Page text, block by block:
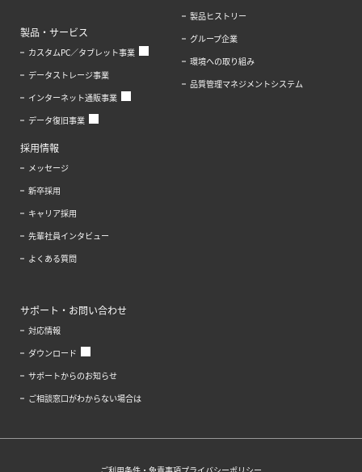
製品・サービス
カスタムPC／タブレット事業
データストレージ事業
インターネット通販事業
データ復旧事業
製品ヒストリー
グループ企業
環境への取り組み
品質管理マネジメントシステム
採用情報
メッセージ
新卒採用
キャリア採用
先輩社員インタビュー
よくある質問
サポート・お問い合わせ
対応情報
ダウンロード
サポートからのお知らせ
ご相談窓口がわからない場合は
ご利用条件・免責事項プライバシーポリシー